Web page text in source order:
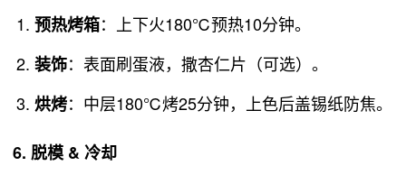
预热烤箱：上下火180℃预热10分钟。
装饰：表面刷蛋液，撒杏仁片（可选）。
烘烤：中层180℃烤25分钟，上色后盖锡纸防焦。
6. 脱模 & 冷却